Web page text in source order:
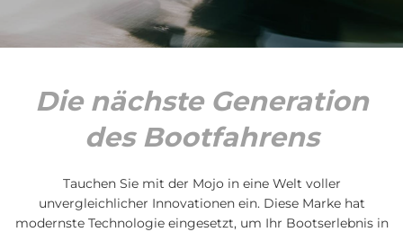
Die nächste Generation
des Bootfahrens
Tauchen Sie mit der Mojo in eine Welt voller
unvergleichlicher Innovationen ein. Diese Marke hat
modernste Technologie eingesetzt, um Ihr Bootserlebnis in